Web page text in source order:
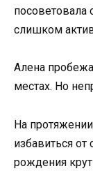
слишком
Алена
местах. Но
На
избавиться
рождения